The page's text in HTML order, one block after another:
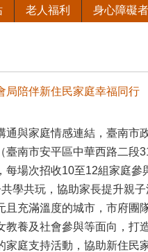
老人福利 身心障礙
局陪伴新住民家庭幸福同行
與家庭情感連結，臺南市
南市安平區中華西路二段
場次招收10至12組家庭
學共玩，協助家長提升親
充滿溫度的城市，市府團
養及社會參與等面向，打
庭支持活動，協助新住民